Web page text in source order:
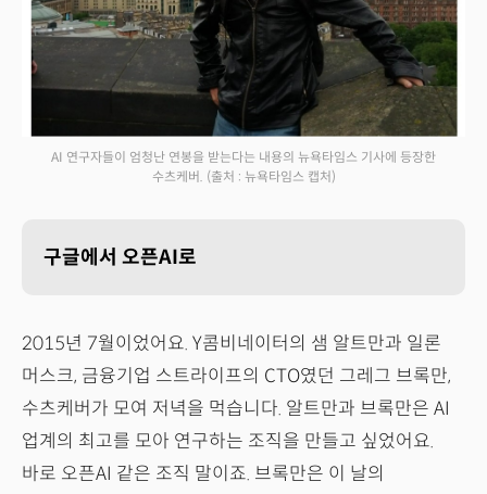
AI 연구자들이 엄청난 연봉을 받는다는 내용의 뉴욕타임스 기사에 등장한
수츠케버. (출처 : 뉴욕타임스 캡처)
구글에서 오픈AI로
2015년 7월이었어요. Y콤비네이터의 샘 알트만과 일론
머스크, 금융기업 스트라이프의 CTO였던 그레그 브록만,
수츠케버가 모여 저녁을 먹습니다. 알트만과 브록만은 AI
업계의 최고를 모아 연구하는 조직을 만들고 싶었어요.
바로 오픈AI 같은 조직 말이죠. 브록만은 이 날의